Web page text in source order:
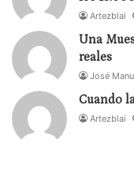
14:00 horas, el
«coreografía».
a cabo en el
Taller Punto Fijo
Impartido por
Artezblai
Una
reales
José
Cuando
Artezblai